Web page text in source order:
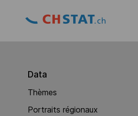
Data
Thèmes
Portraits régionaux